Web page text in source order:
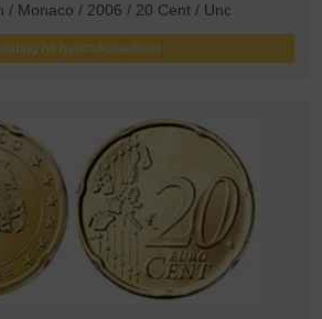
/ Monaco / 2006 / 20 Cent / Unc
bij beschikbaarheid